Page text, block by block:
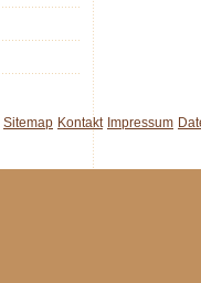
Sitemap Kontakt Impressum